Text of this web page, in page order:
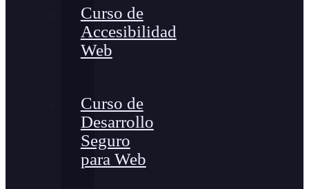
Curso de
Accesibilidad
Web
Curso de
Desarrollo
Seguro
para Web